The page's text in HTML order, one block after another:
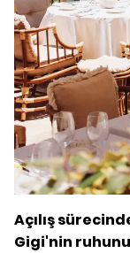
Açılış
Gigi'nin